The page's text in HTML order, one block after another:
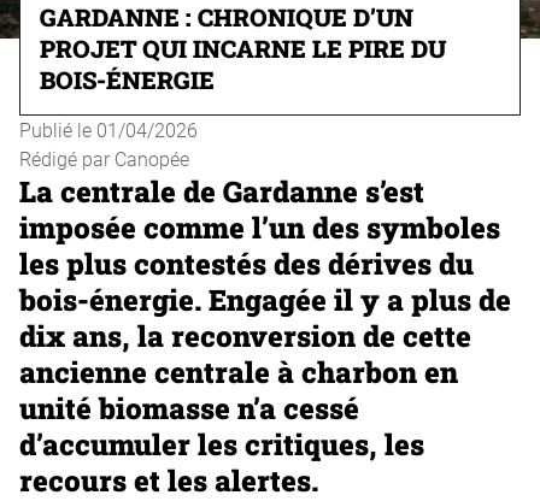
GARDANNE : CHRONIQUE D’UN
PROJET QUI INCARNE LE PIRE DU
BOIS-ÉNERGIE
La centrale de Gardanne s’est
imposée comme l’un des symboles
les plus contestés des dérives du
bois-énergie. Engagée il y a plus de
dix ans, la reconversion de cette
ancienne centrale à charbon en
unité biomasse n’a cessé
d’accumuler les critiques, les
recours et les alertes.
Publié le 01/04/2026
Rédigé par Canopée